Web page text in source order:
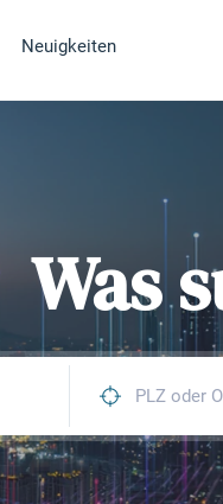
Neuigkeiten
Was